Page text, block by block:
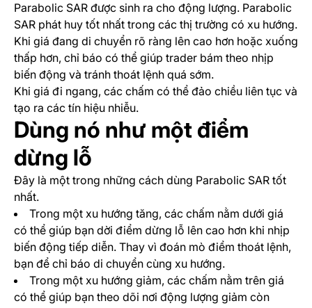
Parabolic SAR được sinh ra cho động lượng. Parabolic
SAR phát huy tốt nhất trong các thị trường có xu hướng.
Khi giá đang di chuyển rõ ràng lên cao hơn hoặc xuống
thấp hơn, chỉ báo có thể giúp trader bám theo nhịp
biến động và tránh thoát lệnh quá sớm.
Khi giá đi ngang, các chấm có thể đảo chiều liên tục và
tạo ra các tín hiệu nhiễu.
Dùng nó như một điểm
dừng lỗ
Đây là một trong những cách dùng Parabolic SAR tốt
nhất.
Trong một xu hướng tăng, các chấm nằm dưới giá
có thể giúp bạn dời điểm dừng lỗ lên cao hơn khi nhịp
biến động tiếp diễn. Thay vì đoán mò điểm thoát lệnh,
bạn để chỉ báo di chuyển cùng xu hướng.
Trong một xu hướng giảm, các chấm nằm trên giá
có thể giúp bạn theo dõi nơi động lượng giảm còn